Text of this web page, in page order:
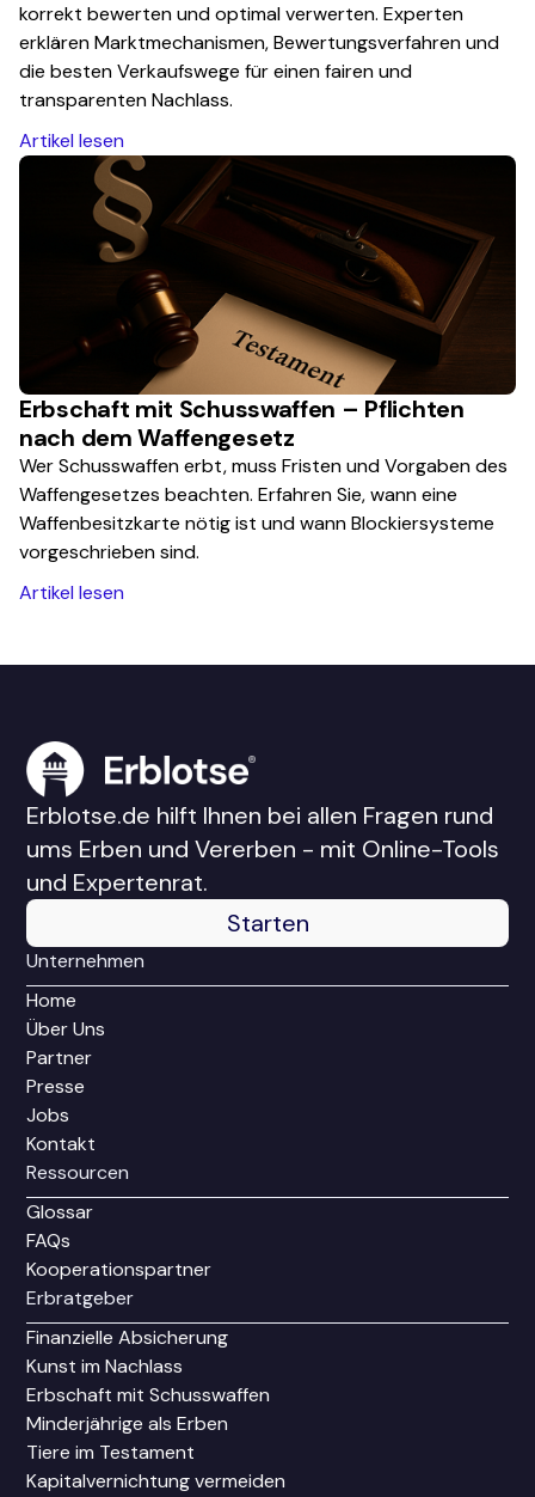
korrekt bewerten und optimal verwerten. Experten
erklären Marktmechanismen, Bewertungsverfahren und
die besten Verkaufswege für einen fairen und
transparenten Nachlass.
Artikel lesen
Erbschaft mit Schusswaffen – Pflichten
nach dem Waffengesetz
Wer Schusswaffen erbt, muss Fristen und Vorgaben des
Waffengesetzes beachten. Erfahren Sie, wann eine
Waffenbesitzkarte nötig ist und wann Blockiersysteme
vorgeschrieben sind.
Artikel lesen
Erblotse.de hilft Ihnen bei allen Fragen rund
ums Erben und Vererben - mit Online-Tools
und Expertenrat.
Starten
Unternehmen
Home
Über Uns
Partner
Presse
Jobs
Kontakt
Ressourcen
Glossar
FAQs
Kooperationspartner
Erbratgeber
Finanzielle Absicherung
Kunst im Nachlass
Erbschaft mit Schusswaffen
Minderjährige als Erben
Tiere im Testament
Kapitalvernichtung vermeiden